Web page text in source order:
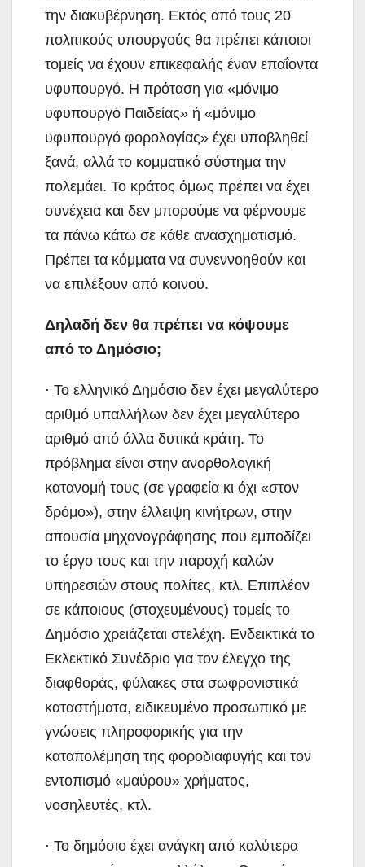
την διακυβέρνηση. Εκτός από τους 20
πολιτικούς υπουργούς θα πρέπει κάποιοι
τομείς να έχουν επικεφαλής έναν επαΐοντα
υφυπουργό. Η πρόταση για «μόνιμο
υφυπουργό Παιδείας» ή «μόνιμο
υφυπουργό φορολογίας» έχει υποβληθεί
ξανά, αλλά το κομματικό σύστημα την
πολεμάει. Το κράτος όμως πρέπει να έχει
συνέχεια και δεν μπορούμε να φέρνουμε
τα πάνω κάτω σε κάθε ανασχηματισμό.
Πρέπει τα κόμματα να συνεννοηθούν και
να επιλέξουν από κοινού.
Δηλαδή δεν θα πρέπει να κόψουμε
από το Δημόσιο;
· Το ελληνικό Δημόσιο δεν έχει μεγαλύτερο
αριθμό υπαλλήλων δεν έχει μεγαλύτερο
αριθμό από άλλα δυτικά κράτη. Το
πρόβλημα είναι στην ανορθολογική
κατανομή τους (σε γραφεία κι όχι «στον
δρόμο»), στην έλλειψη κινήτρων, στην
απουσία μηχανογράφησης που εμποδίζει
το έργο τους και την παροχή καλών
υπηρεσιών στους πολίτες, κτλ. Επιπλέον
σε κάποιους (στοχευμένους) τομείς το
Δημόσιο χρειάζεται στελέχη. Ενδεικτικά το
Εκλεκτικό Συνέδριο για τον έλεγχο της
διαφθοράς, φύλακες στα σωφρονιστικά
καταστήματα, ειδικευμένο προσωπικό με
γνώσεις πληροφορικής για την
καταπολέμηση της φοροδιαφυγής και τον
εντοπισμό «μαύρου» χρήματος,
νοσηλευτές, κτλ.
· Το δημόσιο έχει ανάγκη από καλύτερα